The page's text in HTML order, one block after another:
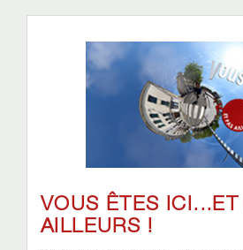
VOUS ÊTES ICI...ET
AILLEURS !